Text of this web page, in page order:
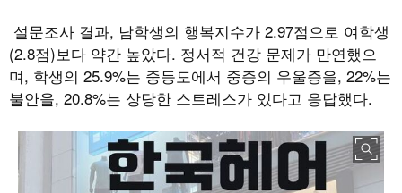
설문조사 결과, 남학생의 행복지수가 2.97점으로 여학생
(2.8점)보다 약간 높았다. 정서적 건강 문제가 만연했으
며, 학생의 25.9%는 중등도에서 중증의 우울증을, 22%는
불안을, 20.8%는 상당한 스트레스가 있다고 응답했다.